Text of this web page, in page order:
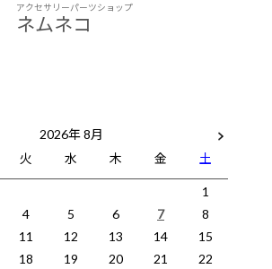
アクセサリーパーツショップ
ネムネコ
2026年 8月
火 水 木 金
土
1
4 5 6 7
8
11 12 13 14
15
18 19 20 21
22